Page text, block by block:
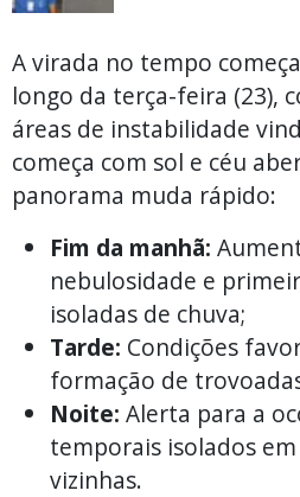
A virada no tempo
longo da terça-feira (23),
áreas de instabilidade
começa com sol e céu
panorama muda rápido:
Fim da manhã:
nebulosidade e
isoladas de chuva;
Tarde: Condições
formação de
Noite: Alerta para a
temporais isolados
vizinhas.